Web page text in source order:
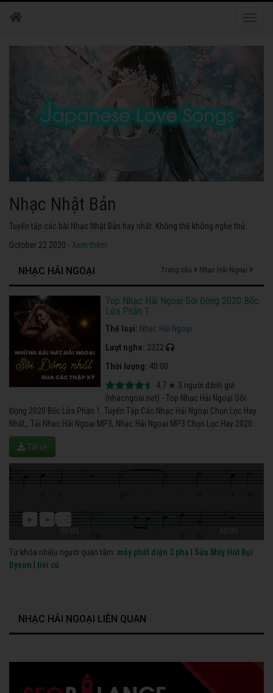
Nhạc Nhật Bản
Tuyển tập các bài Nhạc Nhật Bản hay nhất. Không thể không nghe thử.
October 22 2020 - Xem thêm
NHẠC HẢI NGOẠI Trang chủ Nhạc Hải Ngoại
Top Nhạc Hải Ngoại Sôi Động 2020 Bốc
Lửa Phần 1
Thể loại: Nhạc Hải Ngoại
Lượt nghe: 3322
Thời lượng: 40:00
4,7 ★ 3 người đánh giá
(nhacngoai.net) - Top Nhạc Hải Ngoại Sôi
Động 2020 Bốc Lửa Phần 1. Tuyển Tập Các Nhạc Hải Ngoại Chọn Lọc Hay
Nhất,, Tải Nhạc Hải Ngoại MP3, Nhạc Hải Ngoại MP3 Chọn Lọc Hay 2020.
Tải về
00:01 40:00
Từ khóa nhiều người quan tâm: máy phát điện 3 pha
Sửa Máy Hút Bụi
Dyson
tivi cũ
NHẠC HẢI NGOẠI LIÊN QUAN